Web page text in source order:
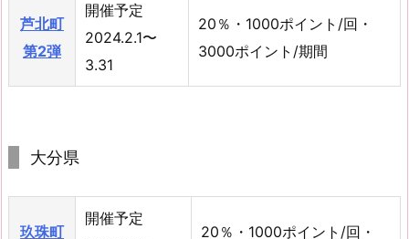
芦北町
第2弾
開催予定
2024.2.1〜
3.31
20％・1000ポイント/回・
3000ポイント/期間
大分県
玖珠町
開催予定
20％・1000ポイント/回・